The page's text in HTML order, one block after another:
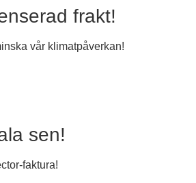
frakt!
vår klimatpåverkan!
sen!
faktura!